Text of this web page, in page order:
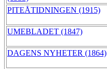
PITEÅTIDNINGEN (1915)
UMEBLADET (1847)
DAGENS NYHETER (1864)